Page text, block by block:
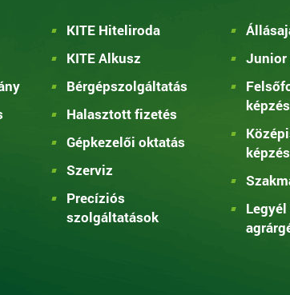
KITE Hiteliroda
KITE Alkusz
Bérgépszolgáltatás
Halasztott fizetés
Gépkezelői oktatás
Szerviz
Precíziós
szolgáltatások
Junior
képzés
képzés
Legyél